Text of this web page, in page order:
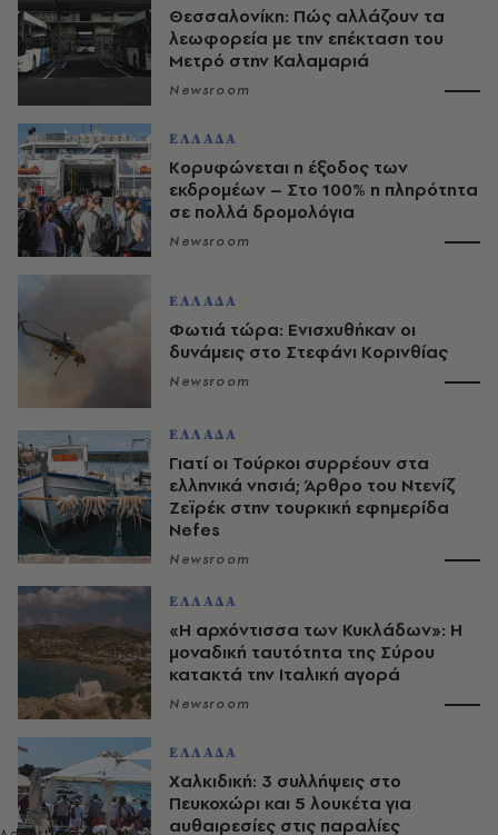
Θεσσαλονίκη: Πώς αλλάζουν τα
λεωφορεία με την επέκταση του
Μετρό στην Καλαμαριά
Newsroom
ΕΛΛΑΔΑ
Κορυφώνεται η έξοδος των
εκδρομέων – Στο 100% η πληρότητα
σε πολλά δρομολόγια
Newsroom
ΕΛΛΑΔΑ
Φωτιά τώρα: Ενισχυθήκαν οι
δυνάμεις στο Στεφάνι Κορινθίας
Newsroom
ΕΛΛΑΔΑ
Γιατί οι Τούρκοι συρρέουν στα
ελληνικά νησιά; Άρθρο του Ντενίζ
Ζεϊρέκ στην τουρκική εφημερίδα
Nefes
Newsroom
ΕΛΛΑΔΑ
«Η αρχόντισσα των Κυκλάδων»: Η
μοναδική ταυτότητα της Σύρου
κατακτά την Ιταλική αγορά
Newsroom
ΕΛΛΑΔΑ
Χαλκιδική: 3 συλλήψεις στο
Πευκοχώρι και 5 λουκέτα για
αυθαιρεσίες στις παραλίες